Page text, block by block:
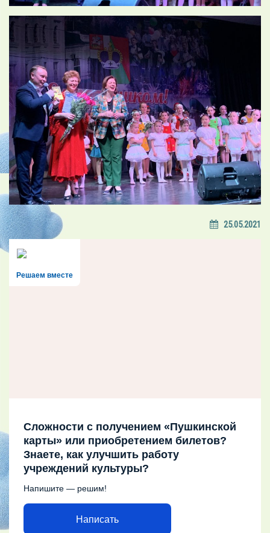
25.05.2021
Решаем вместе
Сложности с получением «Пушкинской
карты» или приобретением билетов?
Знаете, как улучшить работу
учреждений культуры?
Напишите — решим!
Написать